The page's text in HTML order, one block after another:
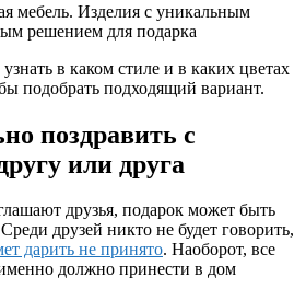
мебель. Изделия с уникальным
решением для подарка
в каком стиле и в каких цветах
подобрать подходящий вариант.
поздравить с
или друга
друзья, подарок может быть
друзей никто не будет говорить,
дарить не принято. Наоборот, все
должно принести в дом